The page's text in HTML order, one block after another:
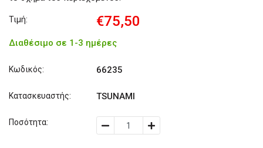
Τιμή: €75,50
Διαθέσιμο σε 1-3 ημέρες
Κωδικός: 66235
Κατασκευαστής: TSUNAMI
Ποσότητα: